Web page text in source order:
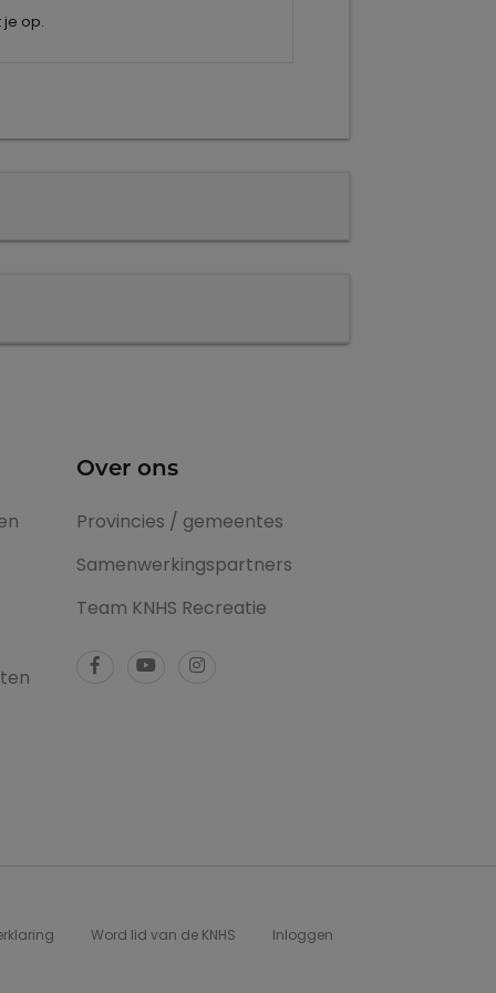
op.
Over ons
Provincies / gemeentes
Samenwerkingspartners
Team KNHS Recreatie
Word lid van de KNHS Inloggen